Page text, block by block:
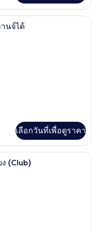
บ, เตียงคิงไซส์ 1 เตียง, ใช้คลั
านจ์ได้
เลือกวันที่เพื่อดูราคา
เมียม, เตียงคิงไซส์ 1 เตียง, ร
ง (Club)